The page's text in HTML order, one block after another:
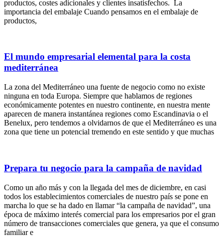
productos, costes adicionales y clientes insatisfechos. La
importancia del embalaje Cuando pensamos en el embalaje de
productos,
El mundo empresarial elemental para la costa
mediterránea
La zona del Mediterráneo una fuente de negocio como no existe
ninguna en toda Europa. Siempre que hablamos de regiones
económicamente potentes en nuestro continente, en nuestra mente
aparecen de manera instantánea regiones como Escandinavia o el
Benelux, pero tendemos a olvidarnos de que el Mediterráneo es una
zona que tiene un potencial tremendo en este sentido y que muchas
Prepara tu negocio para la campaña de navidad
Como un año más y con la llegada del mes de diciembre, en casi
todos los establecimientos comerciales de nuestro país se pone en
marcha lo que se ha dado en llamar “la campaña de navidad”, una
época de máximo interés comercial para los empresarios por el gran
número de transacciones comerciales que genera, ya que el consumo
familiar e